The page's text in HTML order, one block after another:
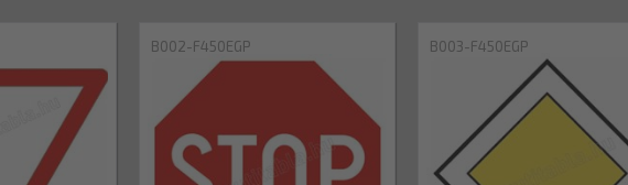
B002-F450EGP B003-F450EGP